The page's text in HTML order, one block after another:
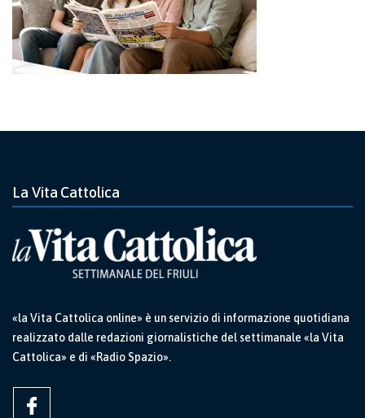
La Vita Cattolica
«la Vita Cattolica online» è un servizio di informazione quotidiana
realizzato dalle redazioni giornalistiche del settimanale «la Vita
Cattolica» e di «Radio Spazio».